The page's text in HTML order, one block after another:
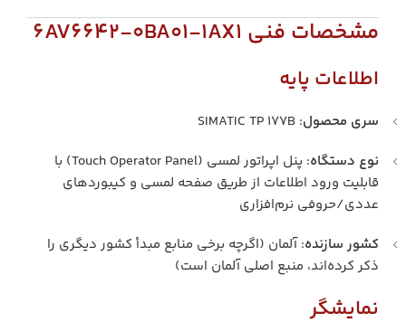
مشخصات فنی 6AV6642-0BA01-1AX1
اطلاعات پایه
سری محصول: SIMATIC TP 177B
نوع دستگاه
: پنل اپراتور لمسی (Touch Operator Panel) با
قابلیت ورود اطلاعات از طریق صفحه لمسی و کیبوردهای
عددی/حروفی نرم‌افزاری
کشور سازنده: آلمان (اگرچه برخی منابع مبدأ کشور دیگری را
ذکر کرده‌اند، منبع اصلی آلمان است)
نمایشگر